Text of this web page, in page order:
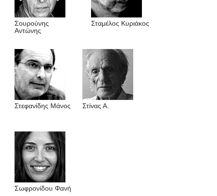
Σουρούνης
Αντώνης
Σταμέλος Κυριάκος
Στεφανίδης Mάνος Στίνας Α.
Σωφρονίδου Φανή